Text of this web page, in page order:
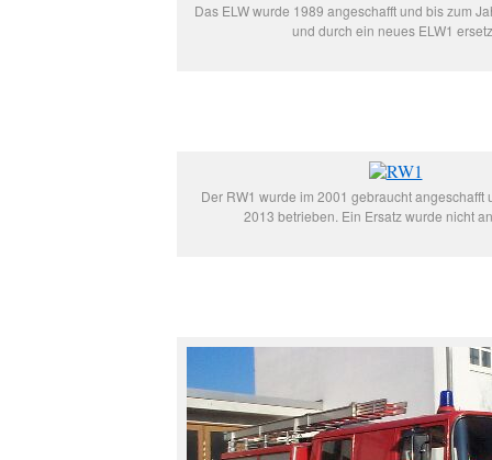
Das ELW wurde 1989 angeschafft und bis zum
und durch ein neues ELW1
Der RW1 wurde im 2001 gebraucht angeschafft
2013 betrieben. Ein Ersatz wurde nicht